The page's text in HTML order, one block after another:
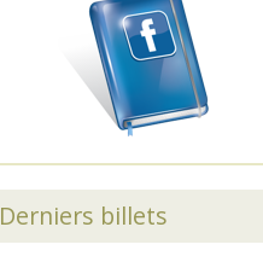
Derniers billets